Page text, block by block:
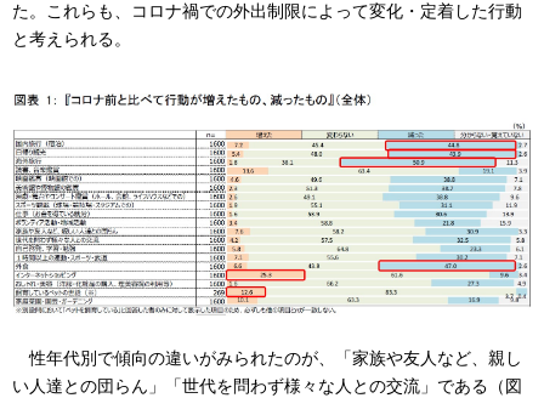
た。これらも、コロナ禍での外出制限によって変化・定着した行動
と考えられる。
性年代別で傾向の違いがみられたのが、「家族や友人など、親し
い人達との団らん」「世代を問わず様々な人との交流」である（図